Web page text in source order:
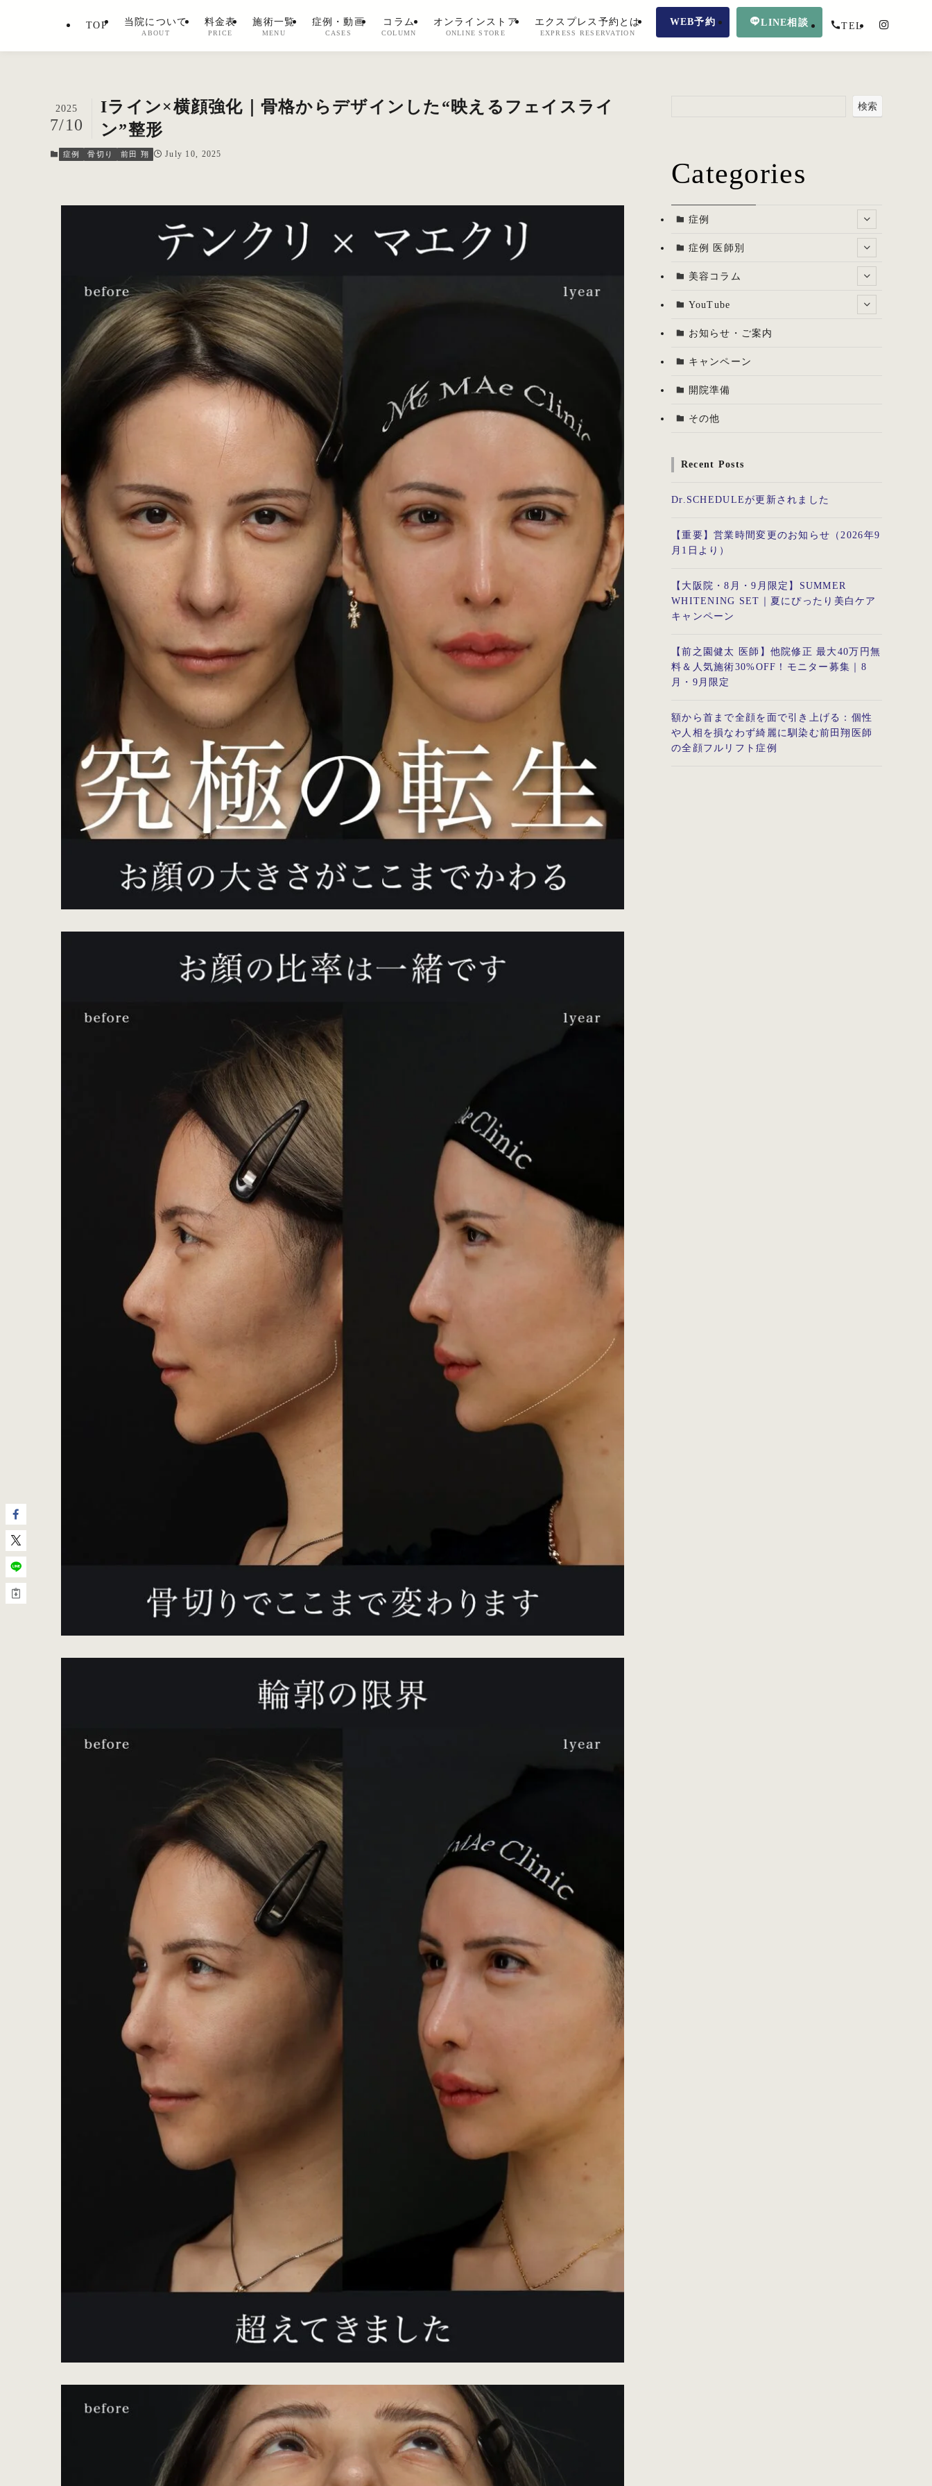
TOP 当院について
ABOUT
料金表
PRICE
施術一覧
MENU
症例・動画
CASES
コラム
COLUMN
オンラインストア
ONLINE STORE
エクスプレス予約とは
EXPRESS RESERVATION
WEB予約 LINE相談 TEL
Iライン×横顔強化｜骨格からデザインした“映えるフェイスライ
ン”整形
2025
7/10
症例 骨切り 前田 翔 July 10, 2025
検索
Categories
症例
症例 医師別
美容コラム
YouTube
お知らせ・ご案内
キャンペーン
開院準備
その他
Recent Posts
Dr.SCHEDULEが更新されました
【重要】営業時間変更のお知らせ（2026年9
月1日より）
【大阪院・8月・9月限定】SUMMER
WHITENING SET｜夏にぴったり美白ケア
キャンペーン
【前之園健太 医師】他院修正 最大40万円無
料＆人気施術30%OFF！モニター募集｜8
月・9月限定
額から首まで全顔を面で引き上げる：個性
や人相を損なわず綺麗に馴染む前田翔医師
の全顔フルリフト症例